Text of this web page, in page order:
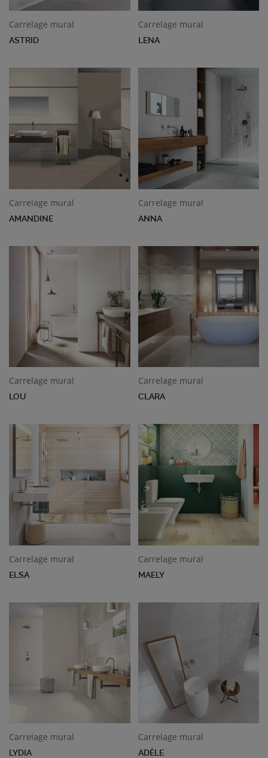
Carrelage mural
ASTRID
Carrelage mural
LENA
Carrelage mural
AMANDINE
Carrelage mural
ANNA
Carrelage mural
LOU
Carrelage mural
CLARA
Carrelage mural
ELSA
Carrelage mural
MAELY
Carrelage mural
LYDIA
Carrelage mural
ADÈLE